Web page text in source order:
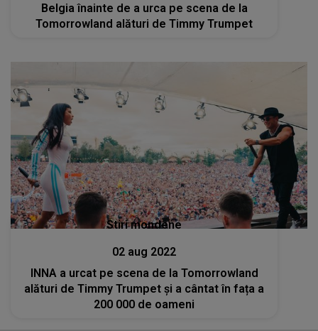
Belgia înainte de a urca pe scena de la
Tomorrowland alături de Timmy Trumpet
Stiri mondene
02 aug 2022
INNA a urcat pe scena de la Tomorrowland
alături de Timmy Trumpet și a cântat în fața a
200 000 de oameni